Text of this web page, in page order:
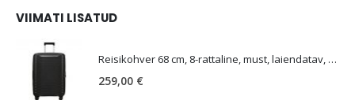
VIIMATI LISATUD
Reisikohver 68 cm, 8-rattaline, must, laiendatav, TSA koodlukk, Samsonite Upscape
259,00 €